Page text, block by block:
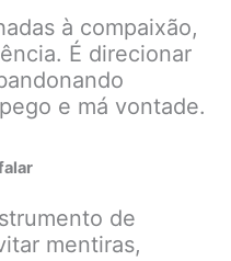
à compaixão,
É direcionar
e má vontade.
de
mentiras,